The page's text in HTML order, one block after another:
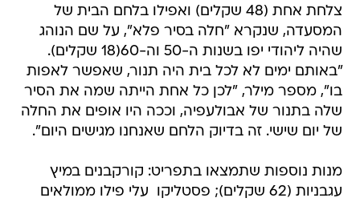
צלחת אחת (48 שקלים) ואפילו בלחם הבית של
המסעדה, שנקרא "חלה בסיר פלא", על שם הנוהג
שהיה ליהודי יפו בשנות ה-50 וה-60(18 שקלים).
"באותם ימים לא לכל בית היה תנור, שאפשר לאפות
בו", מספר מילר, "לכן כל אחת הייתה שמה את הסיר
שלה בתנור של אבולעפיה, וככה היו אופים את החלה
של יום שישי. זה בדיוק הלחם שאנחנו מגישים היום".
מנות נוספות שתמצאו בתפריט: קורקבנים במיץ
עגבניות (62 שקלים); פסטליקו  עלי פילו ממולאים